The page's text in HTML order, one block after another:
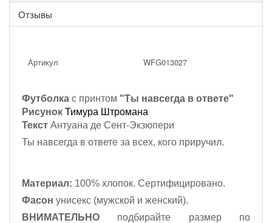
Отзывы
Артикул WFG013027
Футболка с принтом "Ты навсегда в ответе"
Рисунок Тимура Штромана
Текст Антуана де Сент-Экзюпери
Ты навсегда в ответе за всех, кого приручил.
Материал: 100% хлопок. Сертифицировано.
Фасон унисекс (мужской и женский).
ВНИМАТЕЛЬНО подбирайте размер по